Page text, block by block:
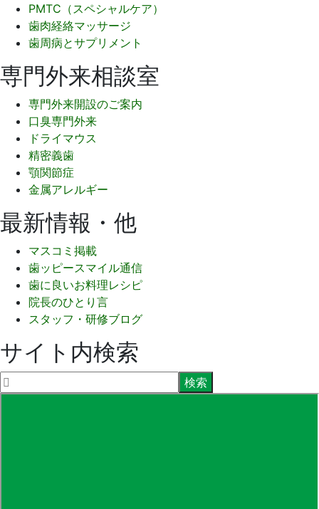
PMTC（スペシャルケア）
歯肉経絡マッサージ
歯周病とサプリメント
専門外来相談室
専門外来開設のご案内
口臭専門外来
ドライマウス
精密義歯
顎関節症
金属アレルギー
最新情報・他
マスコミ掲載
歯ッピースマイル通信
歯に良いお料理レシピ
院長のひとり言
スタッフ・研修ブログ
サイト内検索